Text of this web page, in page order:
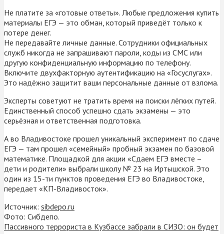
Не платите за «готовые ответы». Любые предложения купить
материалы ЕГЭ — это обман, который приведёт только к
потере денег.
Не передавайте личные данные. Сотрудники официальных
служб никогда не запрашивают пароли, коды из СМС или
другую конфиденциальную информацию по телефону.
Включите двухфакторную аутентификацию на «Госуслугах».
Это надёжно защитит ваши персональные данные от взлома.
Эксперты советуют не тратить время на поиски лёгких путей.
Единственный способ успешно сдать экзамены — это
серьёзная и ответственная подготовка.
А во Владивостоке прошел уникальный эксперимент по сдаче
ЕГЭ — там прошел «семейный» пробный экзамен по базовой
математике. Площадкой для акции «Сдаем ЕГЭ вместе –
дети и родители» выбрали школу № 23 на Иртышской. Это
один из 15-ти пунктов проведения ЕГЭ во Владивостоке,
передает «КП-Владивосток».
Источник: sibdepo.ru
Фото: Сибдепо.
Пассивного террориста в Кузбассе забрали в СИЗО: он будет